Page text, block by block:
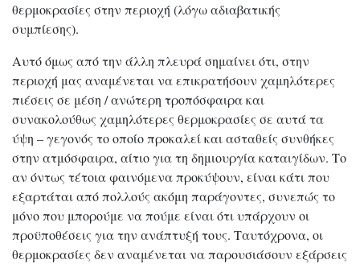
θερμοκρασίες στην περιοχή (λόγω αδιαβατικής
συμπίεσης).
Αυτό όμως από την άλλη πλευρά σημαίνει ότι, στην
περιοχή μας αναμένεται να επικρατήσουν χαμηλότερες
πιέσεις σε μέση / ανώτερη τροπόσφαιρα και
συνακολούθως χαμηλότερες θερμοκρασίες σε αυτά τα
ύψη – γεγονός το οποίο προκαλεί και ασταθείς συνθήκες
στην ατμόσφαιρα, αίτιο για τη δημιουργία καταιγίδων. Το
αν όντως τέτοια φαινόμενα προκύψουν, είναι κάτι που
εξαρτάται από πολλούς ακόμη παράγοντες, συνεπώς το
μόνο που μπορούμε να πούμε είναι ότι υπάρχουν οι
προϋποθέσεις για την ανάπτυξή τους. Ταυτόχρονα, οι
θερμοκρασίες δεν αναμένεται να παρουσιάσουν εξάρσεις